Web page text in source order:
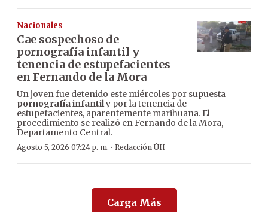
Nacionales
Cae sospechoso de
pornografía infantil y
tenencia de estupefacientes
en Fernando de la Mora
Un joven fue detenido este miércoles por supuesta
pornografía infantily por la tenencia de
estupefacientes, aparentemente marihuana. El
procedimiento se realizó en Fernando de la Mora,
Departamento Central.
Agosto 5, 2026 07:24 p. m. · Redacción ÚH
Carga Más